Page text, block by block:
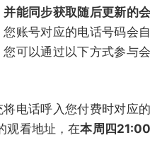
并能同步获取随后更新的会
您账号对应的电话号码会
可以通过以下方式参与会
电话呼入您付费时对应的
观看地址，在本周四